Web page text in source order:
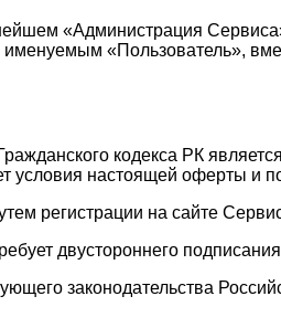
«Администрация
«Пользователь»,
кодекса РК
условия настоящей оферты и
регистрации на сайте
двустороннего
законодательства